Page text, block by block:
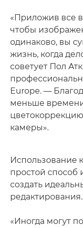
«Приложив все
чтобы
одинаково, вы
жизнь, когда
советует Пол
Europe. —
меньше
камеры».
Использование
простой способ
создать
редактирования.
«Иногда могут